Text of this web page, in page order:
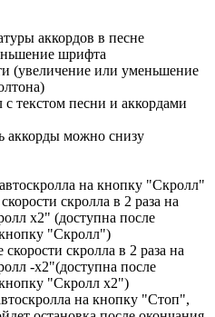
аккордов в песне
шрифта
(увеличение или уменьшение
с текстом песни и аккордами
аккорды можно снизу
на кнопку "Скролл"
скролла в 2 раза на
x2" (доступна после
"Скролл")
скролла в 2 раза на
-x2"(доступна после
"Скролл x2")
на кнопку "Стоп",